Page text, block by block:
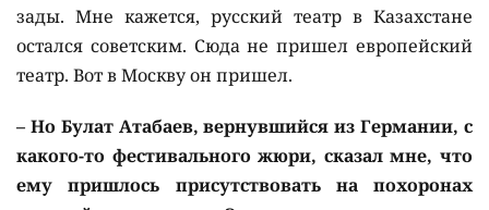
зады. Мне кажется, русский театр в Казахстане
остался советским. Сюда не пришел европейский
театр. Вот в Москву он пришел.
– Но Булат Атабаев, вернувшийся из Германии, с
какого-то фестивального жюри, сказал мне, что
ему пришлось присутствовать на похоронах